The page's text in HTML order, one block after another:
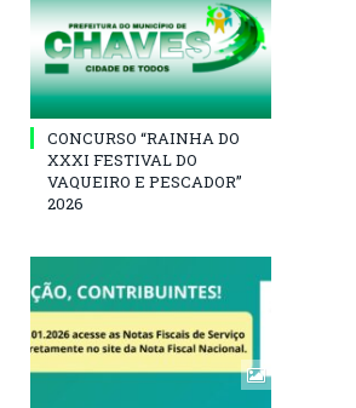
CONCURSO “RAINHA DO
XXXI FESTIVAL DO
VAQUEIRO E PESCADOR”
2026